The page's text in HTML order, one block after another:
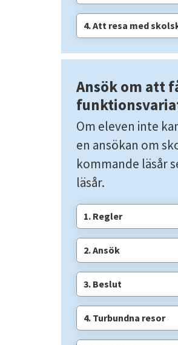
4. Att resa med
Ansök om att
Om eleven inte
en ansökan om
kommande läsår
läsår.
1. Regler
2. Ansök
3. Beslut
4. Turbundna resor